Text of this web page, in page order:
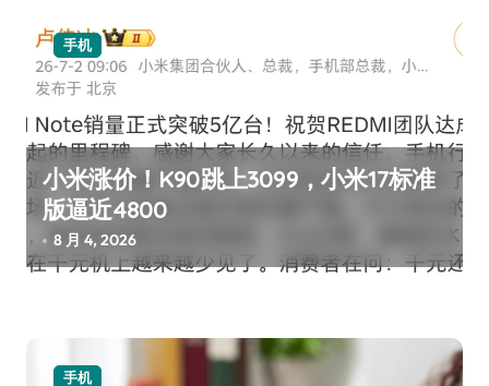
手机
小米涨价！K90跳上3099，小米17标准
版逼近4800
8 月 4, 2026
手机